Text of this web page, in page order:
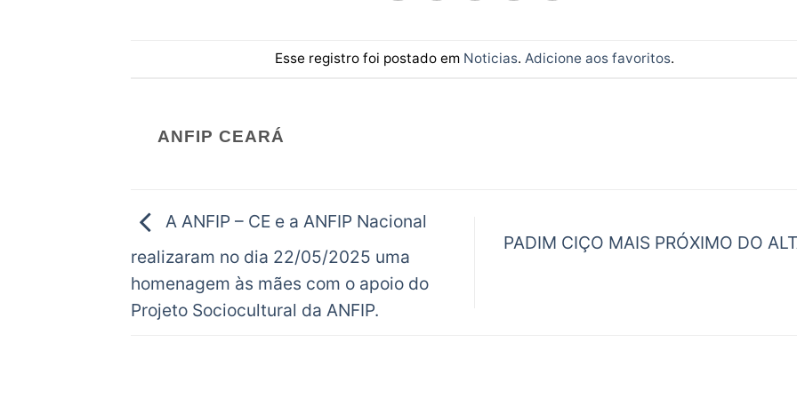
Esse registro foi postado em Noticias. Adicione aos favoritos.
ANFIP CEARÁ
A ANFIP – CE e a ANFIP Nacional
realizaram no dia 22/05/2025 uma
homenagem às mães com o apoio do
Projeto Sociocultural da ANFIP.
PADIM CIÇO MAIS PRÓXIMO DO